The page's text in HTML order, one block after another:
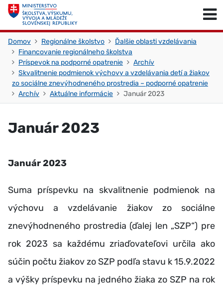
Skočiť na obsah
Domov Regionálne školstvo
Ďalšie oblasti vzdelávania
Financovanie regionálneho školstva
Príspevok na podporné opatrenie
Archív
Skvalitnenie podmienok výchovy a vzdelávania detí a žiakov
zo sociálne znevýhodneného prostredia – podporné opatrenie
Archív
Aktuálne informácie Január 2023
Január 2023
Január 2023
Suma príspevku na skvalitnenie podmienok na
výchovu a vzdelávanie žiakov zo sociálne
znevýhodneného prostredia (ďalej len „SZP“) pre
rok 2023 sa každému zriaďovateľovi určila ako
súčin počtu žiakov zo SZP podľa stavu k 15.9.2022
a výšky príspevku na jedného žiaka zo SZP na rok
Skočiť na začiatok stránky